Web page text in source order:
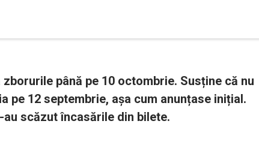
până pe 10 octombrie. Susține că nu
pe 12 septembrie, așa cum anunțase inițial.
au scăzut încasările din bilete.